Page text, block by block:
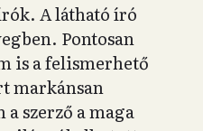
A látható író
Pontosan
is a felismerhető
markánsan
szerző a maga